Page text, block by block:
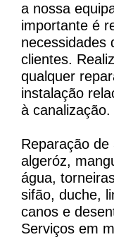
a nossa
importante é
necessidades
clientes.
qualquer
instalação
à canalização.
Reparação de
algeróz,
água,
sifão, duche,
canos e
Serviços em